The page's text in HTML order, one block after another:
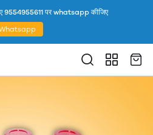
9554955611 पर whatsapp कीजिए